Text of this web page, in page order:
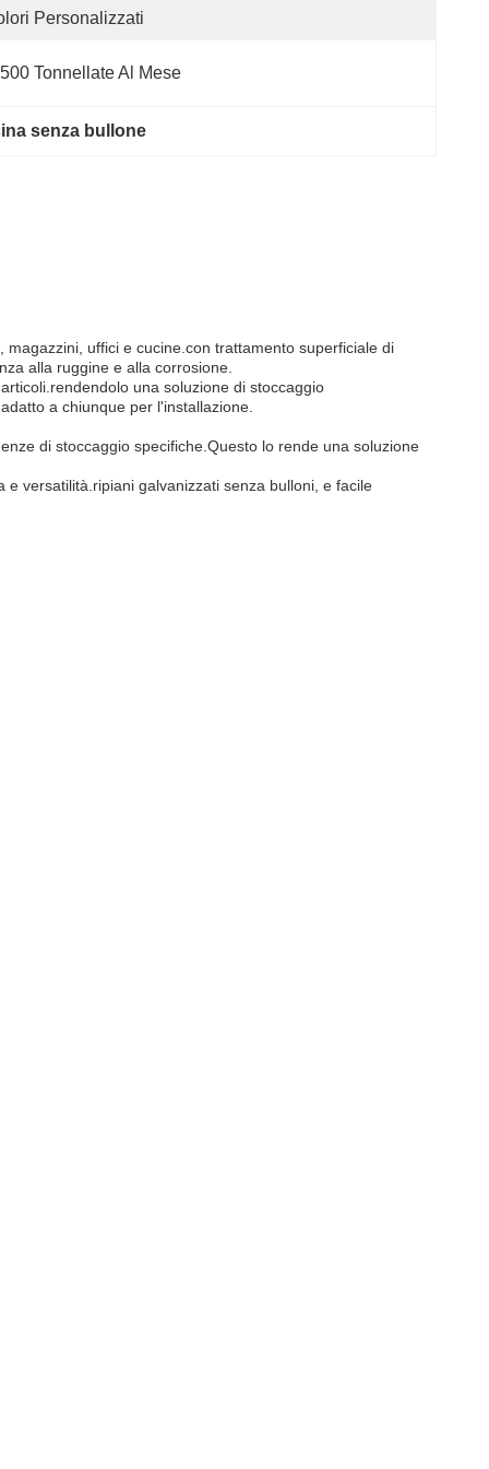
Personalizzati
Tonnellate Al Mese
senza bullone
uffici e cucine.con trattamento superficiale di
alla ruggine e alla corrosione.
una soluzione di stoccaggio
a chiunque per l'installazione.
di stoccaggio specifiche.Questo lo rende una soluzione
versatilità.ripiani galvanizzati senza bulloni, e facile